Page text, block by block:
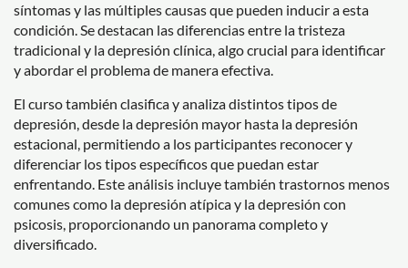
síntomas y las múltiples causas que pueden inducir a esta
condición. Se destacan las diferencias entre la tristeza
tradicional y la depresión clínica, algo crucial para identificar
y abordar el problema de manera efectiva.
El curso también clasifica y analiza distintos tipos de
depresión, desde la depresión mayor hasta la depresión
estacional, permitiendo a los participantes reconocer y
diferenciar los tipos específicos que puedan estar
enfrentando. Este análisis incluye también trastornos menos
comunes como la depresión atípica y la depresión con
psicosis, proporcionando un panorama completo y
diversificado.